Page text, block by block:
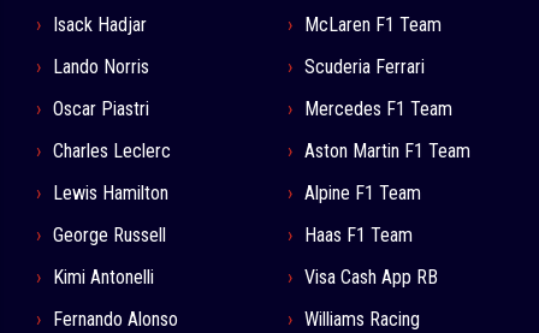
Isack Hadjar
Lando Norris
Oscar Piastri
Charles Leclerc
Lewis Hamilton
George Russell
Kimi Antonelli
Fernando Alonso
McLaren F1 Team
Scuderia Ferrari
Mercedes F1 Team
Aston Martin F1 Team
Alpine F1 Team
Haas F1 Team
Visa Cash App RB
Williams Racing